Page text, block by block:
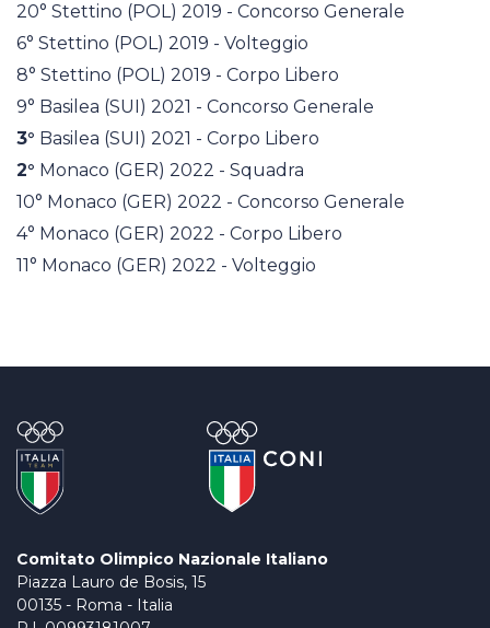
20° Stettino (POL) 2019 - Concorso Generale
6° Stettino (POL) 2019 - Volteggio
8° Stettino (POL) 2019 - Corpo Libero
9° Basilea (SUI) 2021 - Concorso Generale
3° Basilea (SUI) 2021 - Corpo Libero
2° Monaco (GER) 2022 - Squadra
10° Monaco (GER) 2022 - Concorso Generale
4° Monaco (GER) 2022 - Corpo Libero
11° Monaco (GER) 2022 - Volteggio
Comitato Olimpico Nazionale Italiano
Piazza Lauro de Bosis, 15
00135 - Roma - Italia